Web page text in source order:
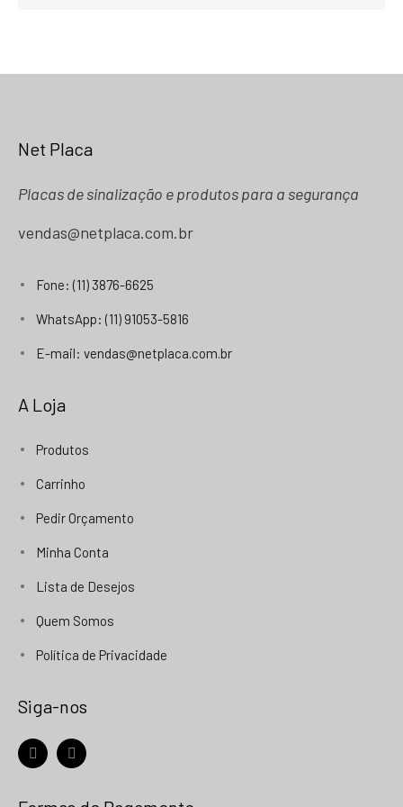
Net Placa
Placas de sinalização e produtos para a segurança
vendas@netplaca.com.br
Fone: (11) 3876-6625
WhatsApp: (11) 91053-5816
E-mail: vendas@netplaca.com.br
A Loja
Produtos
Carrinho
Pedir Orçamento
Minha Conta
Lista de Desejos
Quem Somos
Política de Privacidade
Siga-nos